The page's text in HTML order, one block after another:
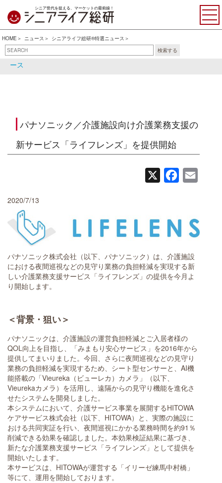
シニア世代を捉える、マーケットの最前線！
HOME ニュース
シニアライフ総研®特選ニュース
検索する
シニアライフ総研®特選ニュ
ース
シニア関連ニュース
パナソニック／介護施設向け介護業務支援の
新サービス「ライフレンズ」を提供開始
Facebook
2020/7/13
パナソニック株式会社（以下、パナソニック）は、介護施設
における夜間巡視などの見守り業務の負担軽減を実現する新
しい介護業務支援サービス「ライフレンズ」の提供を今月よ
り開始します。
＜背景・狙い＞
パナソニックは、介護施設の運営負担軽減とご入居者様の
QOL向上を目指し、「みまもり安心サービス」を2016年から
提供してまいりました。今回、さらに夜間巡視などの見守り
業務の負担軽減を実現するため、シート型センサーと、AI機
能搭載の「Vieureka（ビューレカ）カメラ」（以下、
Vieurekaカメラ）を活用し、遠隔からの見守り機能を進化さ
せたシステムを開発しました。
本システムにおいて、介護サービス事業を展開するHITOWA
ケアサービス株式会社（以下、HITOWA）と、実際の施設に
おける共同実証を行い、夜間巡視にかかる業務時間を約91％
削減できる効果を確認しました。本効果検証結果に基づき、
新たな介護業務支援サービス「ライフレンズ」として提供を
開始いたします。
本サービスは、HITOWAが運営する「イリーゼ練馬中村橋」
等にて、運用を開始しております。